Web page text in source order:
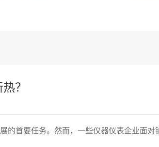
？
的首要任务。然而，一些仪器仪表企业面对